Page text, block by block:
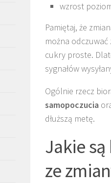
wzrost
Pamiętaj, że
można
cukry proste.
sygnałów
Ogólnie rzecz
samopoczucia
dłuższą metę.
Jakie
ze